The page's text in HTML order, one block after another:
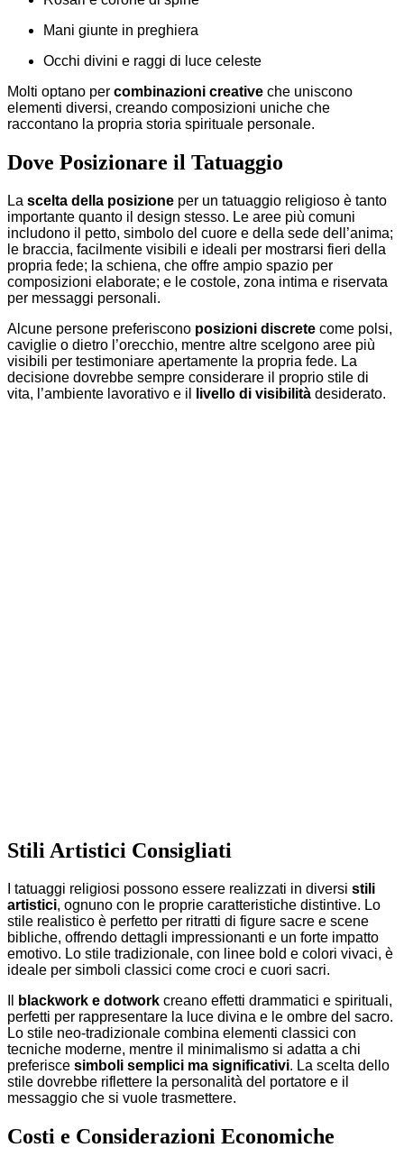
Mani giunte in preghiera
Occhi divini e raggi di luce celeste
Molti optano per combinazioni creative che uniscono
elementi diversi, creando composizioni uniche che
raccontano la propria storia spirituale personale.
Dove Posizionare il Tatuaggio
La scelta della posizione per un tatuaggio religioso è tanto
importante quanto il design stesso. Le aree più comuni
includono il petto, simbolo del cuore e della sede dell’anima;
le braccia, facilmente visibili e ideali per mostrarsi fieri della
propria fede; la schiena, che offre ampio spazio per
composizioni elaborate; e le costole, zona intima e riservata
per messaggi personali.
Alcune persone preferiscono posizioni discrete come polsi,
caviglie o dietro l’orecchio, mentre altre scelgono aree più
visibili per testimoniare apertamente la propria fede. La
decisione dovrebbe sempre considerare il proprio stile di
vita, l’ambiente lavorativo e il
livello di visibilità desiderato.
Stili Artistici Consigliati
I tatuaggi religiosi possono essere realizzati in diversi stili
artistici, ognuno con le proprie caratteristiche distintive. Lo
stile realistico è perfetto per ritratti di figure sacre e scene
bibliche, offrendo dettagli impressionanti e un forte impatto
emotivo. Lo stile tradizionale, con linee bold e colori vivaci, è
ideale per simboli classici come croci e cuori sacri.
blackwork e dotwork creano effetti drammatici e spirituali,
perfetti per rappresentare la luce divina e le ombre del sacro.
Lo stile neo-tradizionale combina elementi classici con
tecniche moderne, mentre il minimalismo si adatta a chi
preferisce simboli semplici ma significativi. La scelta dello
stile dovrebbe riflettere la personalità del portatore e il
messaggio che si vuole trasmettere.
Costi e Considerazioni Economiche